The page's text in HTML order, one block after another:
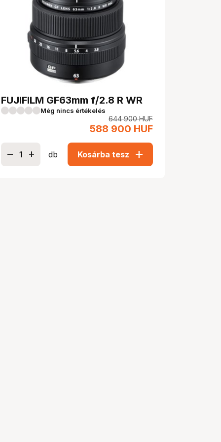
FUJIFILM GF63mm f/2.8 R WR
Még nincs értékelés
644 900 HUF
588 900 HUF
db Kosárba tesz add